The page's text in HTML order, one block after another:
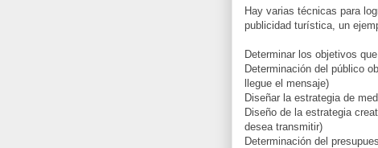
Hay varias técnicas para
publicidad turística, un
Determinar los objetivos
Determinación del público
llegue el mensaje)
Diseñar la estrategia de
Diseño de la estrategia
desea transmitir)
Determinación del